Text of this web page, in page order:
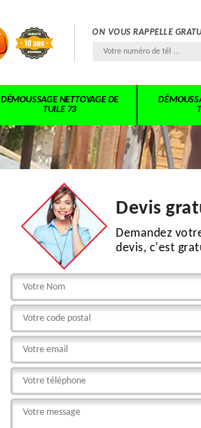
ON VOUS RAPPELLE
DÉMOUSSAGE NETTOYAGE DE
TUILE 73
Devis
Demandez
devis, c'est